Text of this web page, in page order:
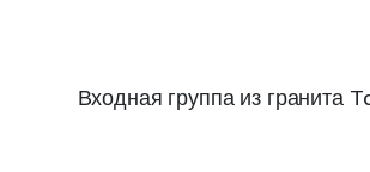
Входная группа из гранита